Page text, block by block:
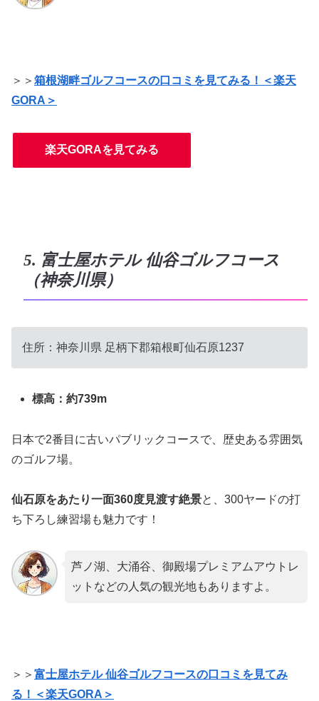
＞＞ 箱根湖畔ゴルフコースの口コミを見てみる！＜楽天
GORA＞
楽天GORAを見てみる
5. 富士屋ホテル 仙谷ゴルフコース
（神奈川県）
住所： 神奈川県 足柄下郡箱根町仙石原1237
標高：約739m
日本で2番目に古いパブリックコースで、歴史ある雰囲気
のゴルフ場。
仙石原をあたり一面360度見渡す絶景と、300ヤードの打
ち下ろし練習場も魅力です！
芦ノ湖、大涌谷、御殿場プレミアムアウトレ
ットなどの人気の観光地もありますよ。
＞＞ 富士屋ホテル 仙谷ゴルフコースの口コミを見てみ
る！＜楽天GORA＞